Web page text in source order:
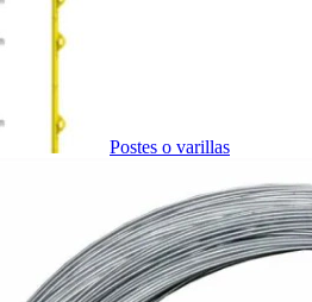
Postes o varillas